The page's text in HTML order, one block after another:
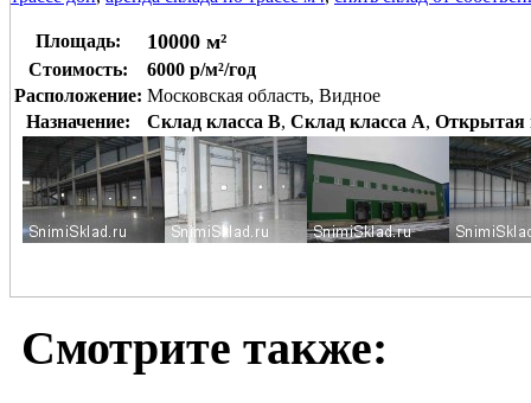
Площадь: 10000 м²
Стоимость:
6000 р/м²/год
Расположение: Московская область, Видное
Назначение:
Склад класса B, Склад класса A, Открытая
Смотрите также: